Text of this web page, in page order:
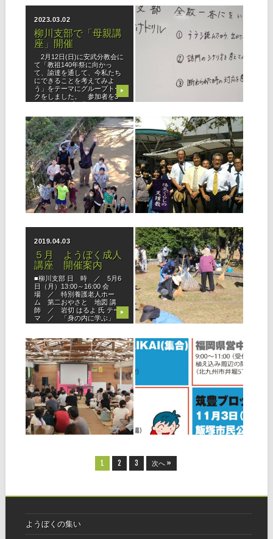
内にてご活躍の３組のパネリ
ストを迎えて開催されまし
た。 生死を
2023.03.02
柳川支部で「母親講
座」開催
2月12日(日)に安武分教会に
て「教祖140年祭に向かっ
て、諭達を通して、今私たち
にできることを考えてみよ
う」をテーマにグループトー
クをしました。 参加者を3
目に沿っ
▶
2022.10.02
立教185年 全教一斉
にをいがけデー 開催
◆筑紫支部 筑紫支部では９
月28日、外に出ない「にをい
どを利用し、「身近な人へ御
教えを伝えよう」を実践し
2021.11.02
少年会福岡教区団
「わかぎの集い」報
告
◆北部ブロック（10月3日開
催） 少年会では、コロナ禍
における行事開催を模索する
中、少しでも同年代が顔見知
りになれるよう、わかぎの集
ロック少年会では、10月3日
開催し
▶
2019.10.03
立教182年 全教一斉
にをいがけデー 開催
◆福岡西支部 夏の陽気を思わ
せるような汗ばむ青空の下、
ようぼく実動日初日の28日、
福岡西支部では、姪浜駅南口
ロータリーと西新駅脇山口周
辺に分かれて、路傍講演とリ
ーフレット配布をさせていた
め、布教
▶
2019.04.03
５月 ようぼく成人
講座 開催案内
■柳川支部 日 時 ／ 5月6
日（月）13:00～16:00 会
場 ／ 特別養護老人ホー
ム 第二おやさと 地図 講
師 ／ 岩切 はるよ 氏 テー
マ ／ 「身の内に学ぶ」
▶
2018.12.03
第16回ひのきしんの
集い（北部・筑豊・
南部）報告
◆筑豊ブロック 11月3日、
「第16回ひのきしんの集い
（筑豊ブロック会場）」が、
飯塚市民公園を会場に開催さ
れました。爽やかな秋空の中
た。 事前準備として10月30日
に、
▶
2018.10.03
時報手配りひのきし
ん者の集い（中央・
北部・南部）
◆中央ブロック ビーチハウス
内で天理時報手配りひのきし
ん者の集いが開催されまし
た。 数日前に最終の下見に行
くと、問題発生！ 明る過ぎ
い。ツルツルのボードを仕入
▶
2018.08.05
第16回ひのきしんの
1 2 3 次へ »
ようぼくの集い